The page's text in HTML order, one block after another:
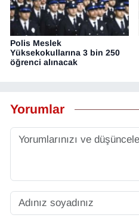
Polis Meslek
Yüksekokullarına 3 bin 250
öğrenci alınacak
Yorumlar